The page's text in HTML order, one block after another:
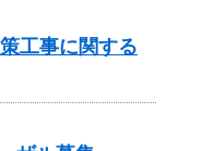
工事に関する